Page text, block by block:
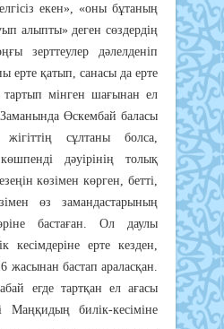
екен», «оны бұтаның
алыпты» деген сөздердің
зерттеулер дәлелденіп
ерте қатып, санасы да ерте
мінген шағынан ел
Заманында Өскембай баласы
сұлтаны болса,
дәуірінің толық
көзімен көрген, бетті,
өз замандастарының
бастаған. Ол даулы
кесімдеріне ерте кезден,
жасынан бастап араласқан.
егде тартқан ел ағасы
билік-кесіміне